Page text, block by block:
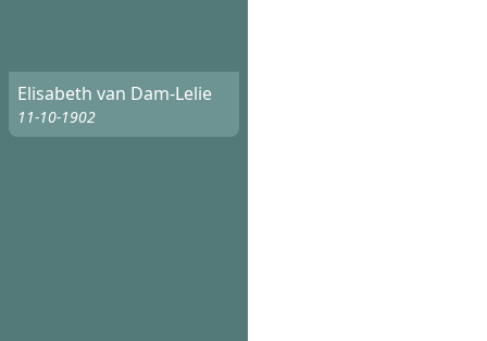
Elisabeth van Dam-Lelie
11-10-1902